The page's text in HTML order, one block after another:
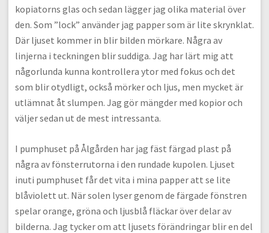
kopiatorns glas och sedan lägger jag olika material över
den. Som ”lock” använder jag papper som är lite skrynklat.
Där ljuset kommer in blir bilden mörkare. Några av
linjerna i teckningen blir suddiga. Jag har lärt mig att
någorlunda kunna kontrollera ytor med fokus och det
som blir otydligt, också mörker och ljus, men mycket är
utlämnat åt slumpen. Jag gör mängder med kopior och
väljer sedan ut de mest intressanta.
I pumphuset på Ålgården har jag fäst färgad plast på
några av fönsterrutorna i den rundade kupolen. Ljuset
inuti pumphuset får det vita i mina papper att se lite
blåviolett ut. När solen lyser genom de färgade fönstren
spelar orange, gröna och ljusblå fläckar över delar av
bilderna. Jag tycker om att ljusets förändringar blir en del